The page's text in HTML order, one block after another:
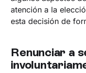
atención a la
esta decisión de
Renunciar a